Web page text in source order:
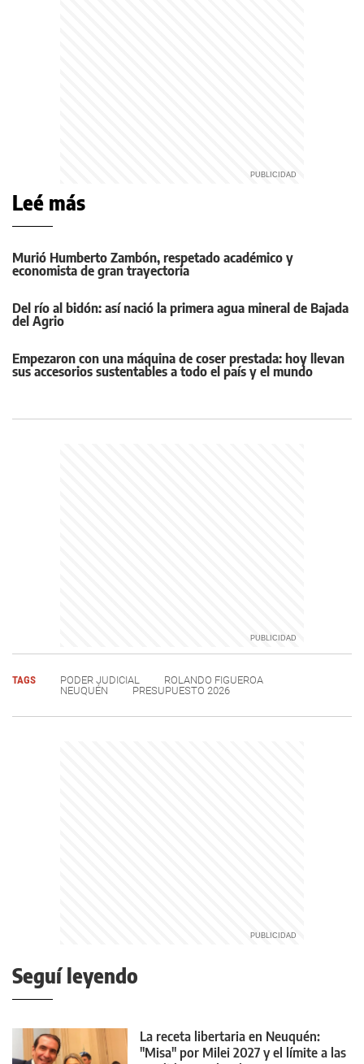
Leé más
Murió Humberto Zambón, respetado académico y
economista de gran trayectoria
Del río al bidón: así nació la primera agua mineral de Bajada
del Agrio
Empezaron con una máquina de coser prestada: hoy llevan
sus accesorios sustentables a todo el país y el mundo
TAGS PODER JUDICIAL
ROLANDO FIGUEROA
NEUQUÉN
PRESUPUESTO 2026
Seguí leyendo
La receta libertaria en Neuquén:
"Misa" por Milei 2027 y el límite a las